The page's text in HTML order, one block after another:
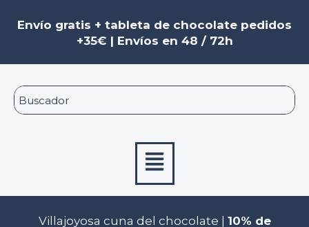
Envío gratis + tableta de chocolate pedidos
+35€ | Envíos en 48 / 72h
Menú
Villajoyosa cuna del chocolate | 10% de